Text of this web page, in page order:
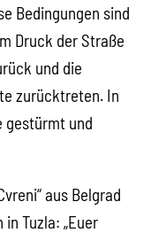
Bedingungen sind
Druck der Straße
und die
zurücktreten. In
gestürmt und
aus Belgrad
Tuzla: „Euer